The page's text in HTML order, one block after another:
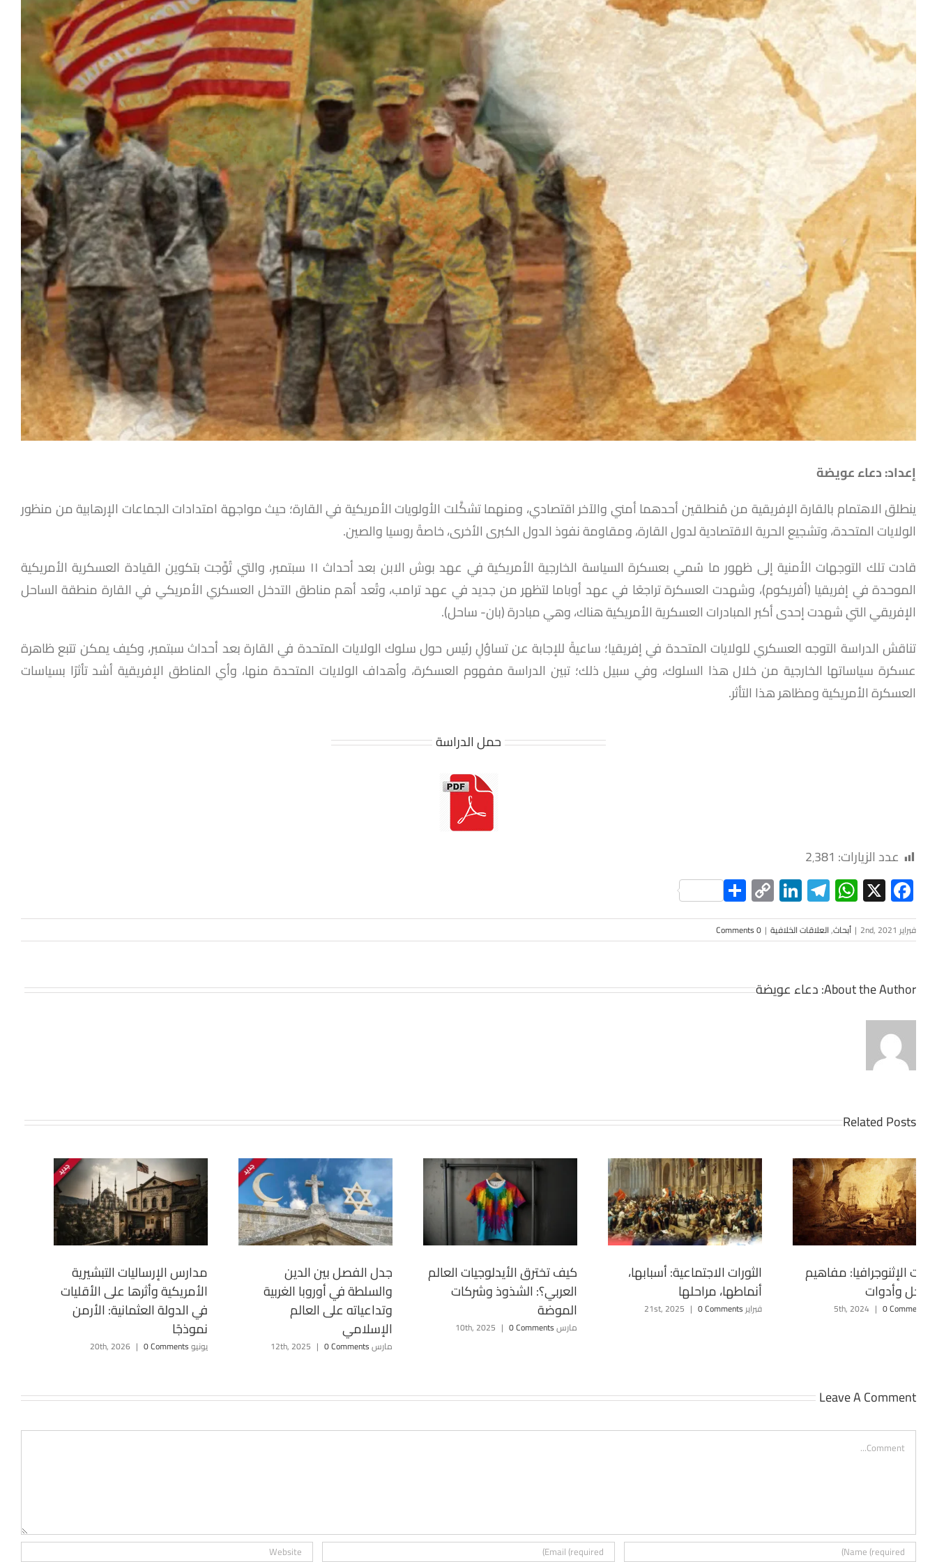
إعداد: دعاء عويضة
ينطلق الاهتمام بالقارة الإفريقية من مُنطلقين أحدهما أمني والآخر اقتصادي، ومنهما تشكَّلت الأولويات الأمريكية في القارة؛ حيث مواجهة امتدادات الجماعات الإرهابية من منظور
الولايات المتحدة، وتشجيع الحرية الاقتصادية لدول القارة، ومقاومة نفوذ الدول الكبرى الأخرى، خاصةً روسيا والصين.
قادت تلك التوجهات الأمنية إلى ظهور ما سُمي بعسكرة السياسة الخارجية الأمريكية في عهد بوش الابن بعد أحداث ١١ سبتمبر، والتي تُوِّجت بتكوين القيادة العسكرية الأمريكية
الموحدة في إفريقيا (أفريكوم)، وشهدت العسكرة تراجعًا في عهد أوباما لتظهر من جديد في عهد ترامب، وتُعد أهم مناطق التدخل العسكري الأمريكي في القارة منطقة الساحل
الإفريقي التي شهدت إحدى أكبر المبادرات العسكرية الأمريكية هناك، وهي مبادرة (بان- ساحل).
تناقش الدراسة التوجه العسكري للولايات المتحدة في إفريقيا؛ ساعيةً للإجابة عن تساؤلٍ رئيس حول سلوك الولايات المتحدة في القارة بعد أحداث سبتمبر، وكيف يمكن تتبع ظاهرة
عسكرة سياساتها الخارجية من خلال هذا السلوك، وفي سبيل ذلك؛ تبين الدراسة مفهوم العسكرة، وأهداف الولايات المتحدة منها، وأي المناطق الإفريقية أشد تأثرًا بسياسات
العسكرة الأمريكية ومظاهر هذا التأثر.
حمل الدراسة
عدد الزيارات: 2٬381
Facebook
X
WhatsApp
Telegram
LinkedIn
Copy
Link
Share
فبراير 2nd, 2021 | أبحاث,العلاقات الخلافية |
0 Comments
About the Author: دعاء عويضة
Related Posts
مدارس الإرساليات التبشيرية
الأمريكية وأثرها على الأقليات
في الدولة العثمانية: الأرمن
نموذجًا
يونيو 20th, 2026 | 0 Comments
جدل الفصل بين الدين
والسلطة في أوروبا الغربية
وتداعياته على العالم
الإسلامي
مارس 12th, 2025 | 0 Comments
كيف تخترق الأيدلوجيات العالم
العربي؟: الشذوذ وشركات
الموضة
مارس 10th, 2025 | 0 Comments
الثورات الاجتماعية: أسبابها،
أنماطها، مراحلها
فبراير 21st, 2025 | 0 Comments
الإثنوجرافيا: مفاهيم
وأدوات
| 0 Comments
Leave A Comment
Comment